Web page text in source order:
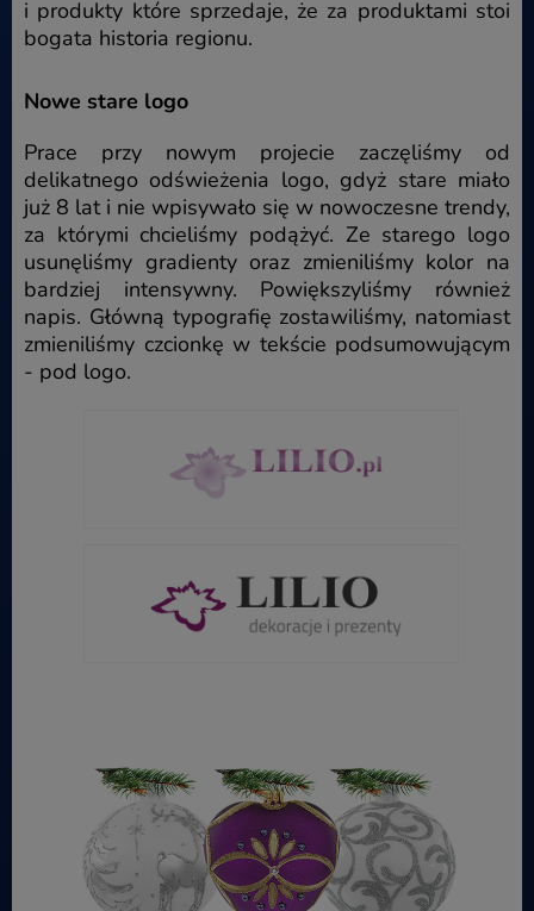
i produkty które sprzedaje, że za produktami stoi
bogata historia regionu.
Nowe stare logo
Prace przy nowym projecie zaczęliśmy od
delikatnego odświeżenia logo, gdyż stare miało
już 8 lat i nie wpisywało się w nowoczesne trendy,
za którymi chcieliśmy podążyć. Ze starego logo
usunęliśmy gradienty oraz zmieniliśmy kolor na
bardziej intensywny. Powiększyliśmy również
napis. Główną typografię zostawiliśmy, natomiast
zmieniliśmy czcionkę w tekście podsumowującym
- pod logo.